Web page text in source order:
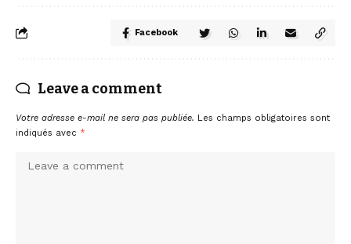
Facebook
Leave a comment
Votre adresse e-mail ne sera pas publiée. Les champs obligatoires sont
indiqués avec *